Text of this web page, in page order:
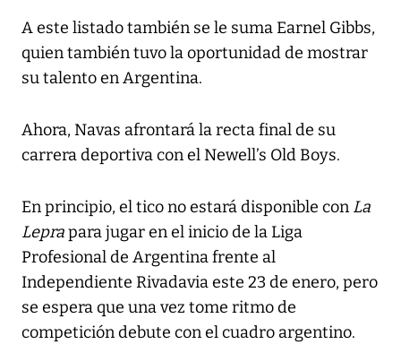
A este listado también se le suma Earnel Gibbs,
quien también tuvo la oportunidad de mostrar
su talento en Argentina.
Ahora, Navas afrontará la recta final de su
carrera deportiva con el Newell’s Old Boys.
En principio, el tico no estará disponible con La
Leprapara jugar en el inicio de la Liga
Profesional de Argentina frente al
Independiente Rivadavia este 23 de enero, pero
se espera que una vez tome ritmo de
competición debute con el cuadro argentino.